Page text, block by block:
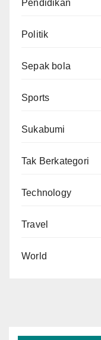
Pendidikan
Politik
Sepak bola
Sports
Sukabumi
Tak Berkategori
Technology
Travel
World